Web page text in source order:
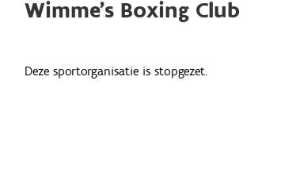
Wimme's Boxing Club
Deze sportorganisatie is stopgezet.